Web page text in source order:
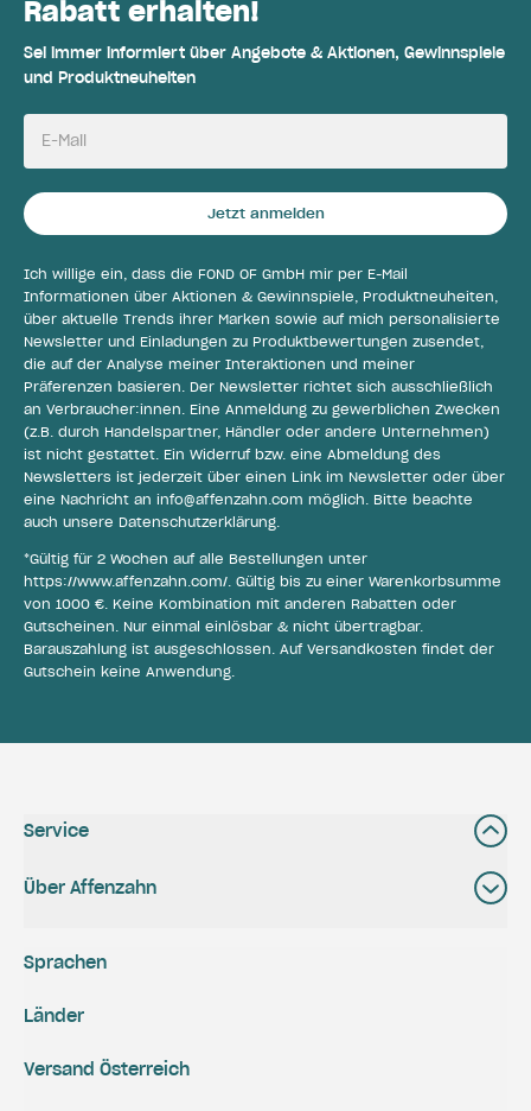
Rabatt erhalten!
Sei immer informiert über Angebote & Aktionen, Gewinnspiele
und Produktneuheiten
E-Mail
Jetzt anmelden
Ich willige ein, dass die FOND OF GmbH mir per E-Mail
Informationen über Aktionen & Gewinnspiele, Produktneuheiten,
über aktuelle Trends ihrer Marken sowie auf mich personalisierte
Newsletter und Einladungen zu Produktbewertungen zusendet,
die auf der Analyse meiner Interaktionen und meiner
Präferenzen basieren. Der Newsletter richtet sich ausschließlich
an Verbraucher:innen. Eine Anmeldung zu gewerblichen Zwecken
(z.B. durch Handelspartner, Händler oder andere Unternehmen)
ist nicht gestattet. Ein Widerruf bzw. eine Abmeldung des
Newsletters ist jederzeit über einen Link im Newsletter oder über
eine Nachricht an info@affenzahn.com möglich. Bitte beachte
auch unsere Datenschutzerklärung.
*Gültig für 2 Wochen auf alle Bestellungen unter
https://www.affenzahn.com/. Gültig bis zu einer Warenkorbsumme
von 1000 €. Keine Kombination mit anderen Rabatten oder
Gutscheinen. Nur einmal einlösbar & nicht übertragbar.
Barauszahlung ist ausgeschlossen. Auf Versandkosten findet der
Gutschein keine Anwendung.
Service
Über Affenzahn
Versand Österreich
Sprachen
Länder